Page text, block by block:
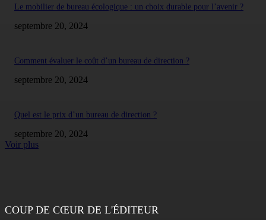
Le mobilier de bureau écologique : un choix durable pour l’avenir ?
septembre 20, 2024
Comment évaluer le coût d’un bureau de direction ?
septembre 20, 2024
Quel est le prix d’un bureau de direction ?
septembre 20, 2024
Voir plus
COUP DE CŒUR DE L'ÉDITEUR